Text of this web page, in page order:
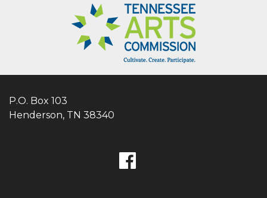
P.O. Box 103
Henderson, TN 38340